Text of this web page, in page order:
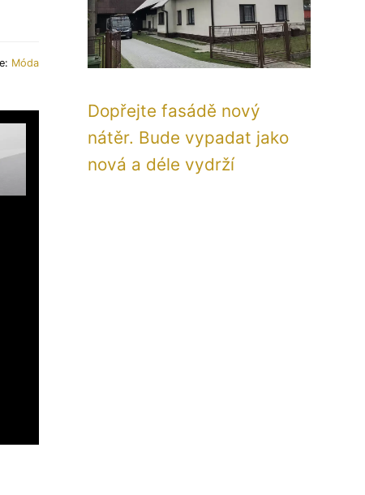
Móda
Dopřejte fasádě nový
nátěr. Bude vypadat jako
nová a déle vydrží